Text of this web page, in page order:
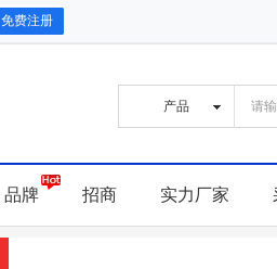
免费注册
品牌 招商 实力厂家